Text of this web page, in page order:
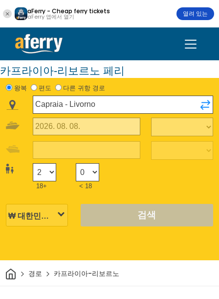
aFerry - Cheap ferry tickets
aFerry 앱에서 열기 열려 있는
카프라이아-리보르노 페리
왕복 편도 다른 귀항 경로
18+ < 18
검색
집 경로 카프라이아-리보르노